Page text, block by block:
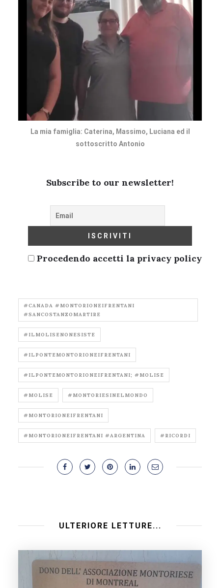
La mia famiglia: Caterina, Massimo, Luciana ed il
sottoscritto Antonio
Subscribe to our newsletter!
Procedendo accetti la privacy policy
#CANADA #MONTORIONEIFRENTANI
#SANCOSTANZOMARTIRE
#ILMOLISENONESISTE
#ILPONTEMONTORIONEIFRENTANI
#ILPONTEMONTORIONEIFRENTANI; #MOLISE
#MOLISE #MONTORIESINELMONDO
#MONTORIONEIFRENTANI
#MONTORIONEIFRENTANI #ARGENTINA #RICORDI
ULTERIORE LETTURE...